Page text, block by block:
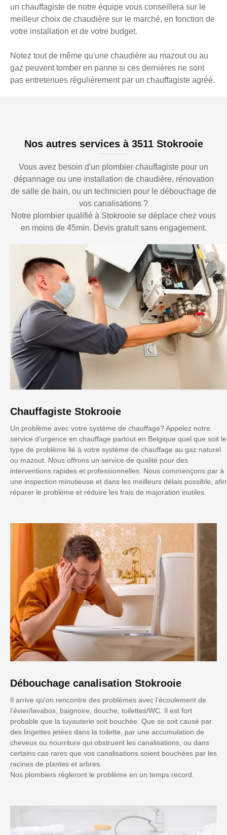
un chauffagiste de notre équipe vous conseillera sur le
meilleur choix de chaudière sur le marché, en fonction de
votre installation et de votre budget.
Notez tout de même qu'une chaudière au mazout ou au
gaz peuvent tomber en panne si ces dernières ne sont
pas entretenues régulièrement par un chauffagiste agréé.
Nos autres services à 3511 Stokrooie
Vous avez besoin d'un plombier chauffagiste pour un
dépannage ou une installation de chaudière, rénovation
de salle de bain, ou un technicien pour le débouchage de
vos canalisations ?
Notre plombier qualifié à Stokrooie se déplace chez vous
en moins de 45min. Devis gratuit sans engagement.
Chauffagiste Stokrooie
Un problème avec votre système de chauffage? Appelez notre
service d’urgence en chauffage partout en Belgique quel que soit le
type de problème lié à votre système de chauffage au gaz naturel
ou mazout. Nous offrons un service de qualité pour des
interventions rapides et professionnelles. Nous commençons par à
une inspection minutieuse et dans les meilleurs délais possible, afin
réparer le problème et réduire les frais de majoration inutiles.
Débouchage canalisation Stokrooie
Il arrive qu'on rencontre des problèmes avec l’écoulement de
l’évier/lavabos, baignoire, douche, toilettes/WC. Il est fort
probable que la tuyauterie soit bouchée. Que se soit causé par
des lingettes jetées dans la toilette, par une accumulation de
cheveux ou nourriture qui obstruent les canalisations, ou dans
certains cas rares que vos canalisations soient bouchées par les
racines de plantes et arbres.
Nos plombiers régleront le problème en un temps record.